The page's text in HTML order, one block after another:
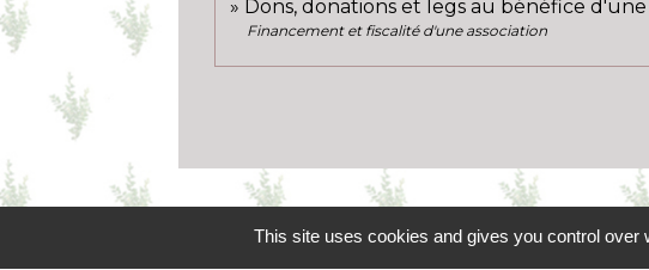
Dons, donations et legs au bénéfice d'une
Financement et fiscalité d'une association
This site uses cookies and gives you control over